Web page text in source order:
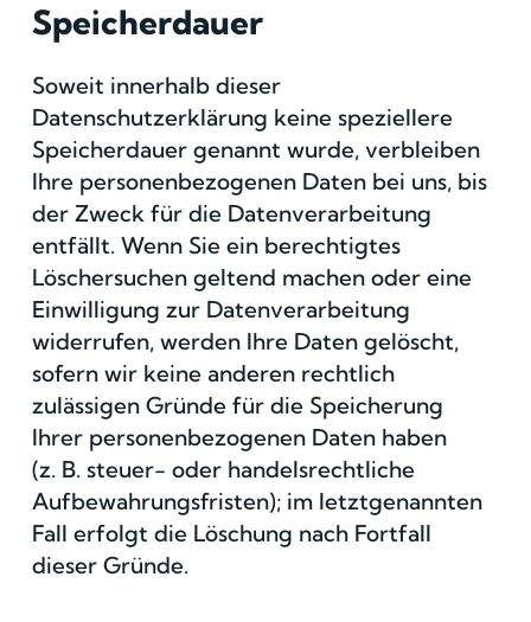
Speicherdauer
Soweit innerhalb dieser
Datenschutzerklärung keine speziellere
Speicherdauer genannt wurde, verbleiben
Ihre personenbezogenen Daten bei uns, bis
der Zweck für die Datenverarbeitung
entfällt. Wenn Sie ein berechtigtes
Löschersuchen geltend machen oder eine
Einwilligung zur Datenverarbeitung
widerrufen, werden Ihre Daten gelöscht,
sofern wir keine anderen rechtlich
zulässigen Gründe für die Speicherung
Ihrer personenbezogenen Daten haben
(z. B. steuer- oder handelsrechtliche
Aufbewahrungsfristen); im letztgenannten
Fall erfolgt die Löschung nach Fortfall
dieser Gründe.